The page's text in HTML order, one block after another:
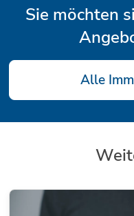
Sie möchten
Alle